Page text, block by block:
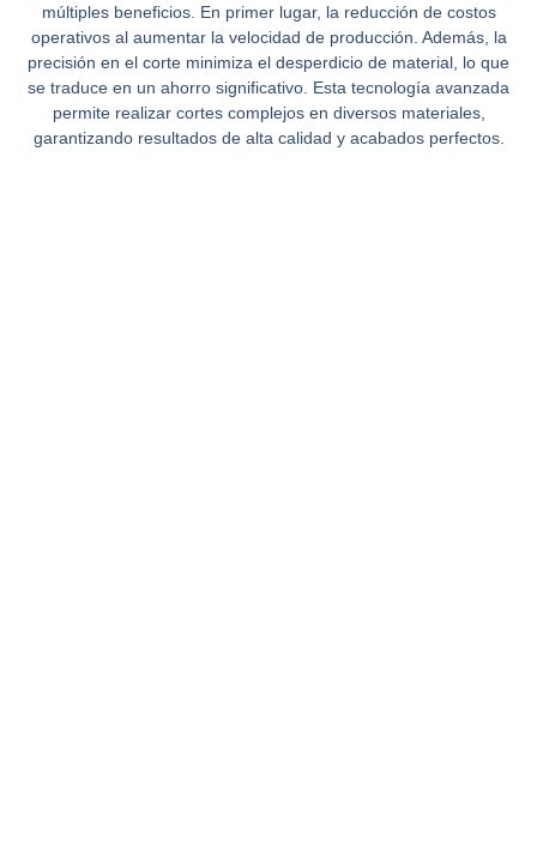
múltiples beneficios. En primer lugar, la reducción de costos
operativos al aumentar la velocidad de producción. Además, la
precisión en el corte minimiza el desperdicio de material, lo que
se traduce en un ahorro significativo. Esta tecnología avanzada
permite realizar cortes complejos en diversos materiales,
garantizando resultados de alta calidad y acabados perfectos.